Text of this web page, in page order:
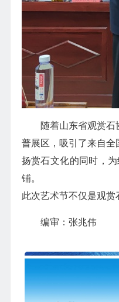
随着山东省观赏
普展区，吸引了来自
扬赏石文化的同时，
铺。
此次艺术节不仅是观赏
编审：张兆伟